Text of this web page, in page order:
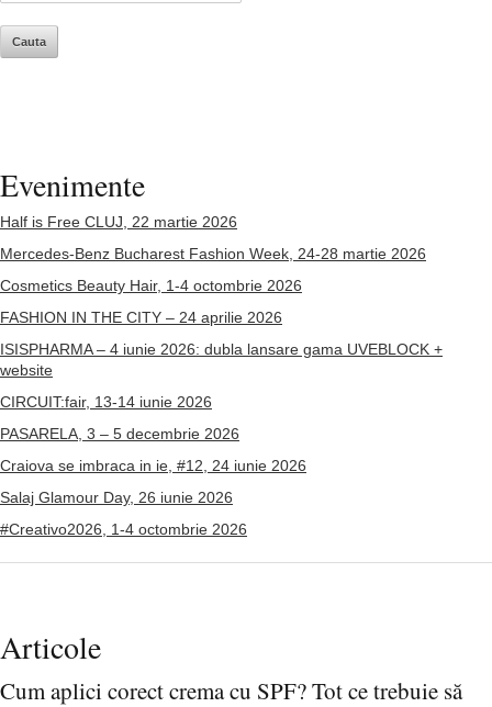
Evenimente
Half is Free CLUJ, 22 martie 2026
Mercedes-Benz Bucharest Fashion Week, 24-28 martie 2026
Cosmetics Beauty Hair, 1-4 octombrie 2026
FASHION IN THE CITY – 24 aprilie 2026
ISISPHARMA – 4 iunie 2026: dubla lansare gama UVEBLOCK +
website
CIRCUIT:fair, 13-14 iunie 2026
PASARELA, 3 – 5 decembrie 2026
Craiova se imbraca in ie, #12, 24 iunie 2026
Salaj Glamour Day, 26 iunie 2026
#Creativo2026, 1-4 octombrie 2026
Articole
Cum aplici corect crema cu SPF? Tot ce trebuie să